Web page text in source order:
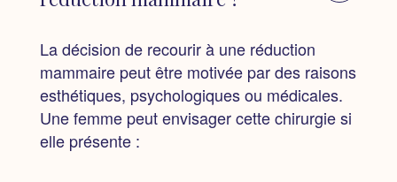
La décision de recourir à une réduction
mammaire peut être motivée par des raisons
esthétiques, psychologiques ou médicales.
Une femme peut envisager cette chirurgie si
elle présente :